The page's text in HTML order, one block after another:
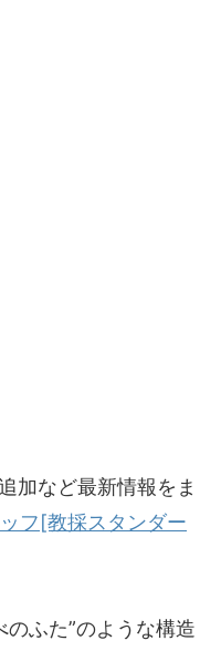
加など最新情報をま
フ[教採スタンダー
ふた”のような構造